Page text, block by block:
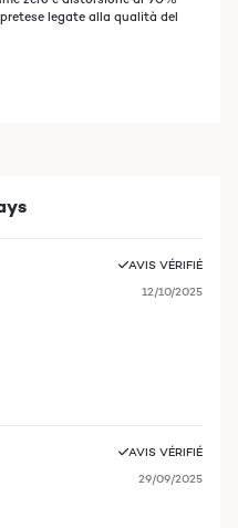
legate alla qualità del
AVIS VÉRIFIÉ
12/10/2025
AVIS VÉRIFIÉ
29/09/2025